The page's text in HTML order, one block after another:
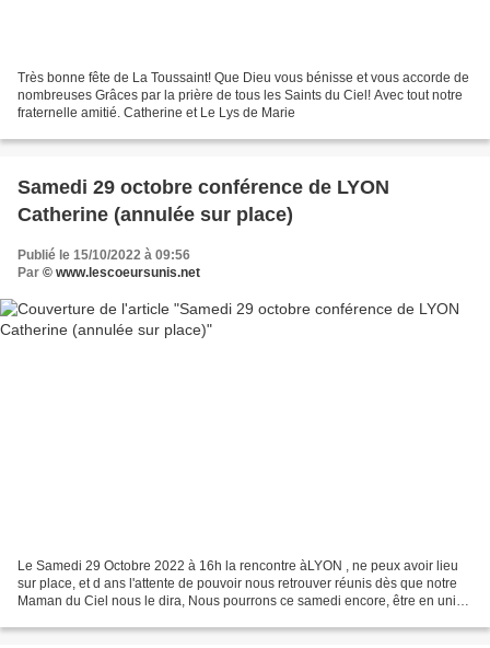
Très bonne fête de La Toussaint! Que Dieu vous bénisse et vous accorde de
nombreuses Grâces par la prière de tous les Saints du Ciel! Avec tout notre
fraternelle amitié. Catherine et Le Lys de Marie
Samedi 29 octobre conférence de LYON
Catherine (annulée sur place)
Publié le 15/10/2022 à 09:56
Par © www.lescoeursunis.net
Le Samedi 29 Octobre 2022 à 16h la rencontre àLYON , ne peux avoir lieu
sur place, et d ans l'attente de pouvoir nous retrouver réunis dès que notre
Maman du Ciel nous le dira, Nous pourrons ce samedi encore, être en union